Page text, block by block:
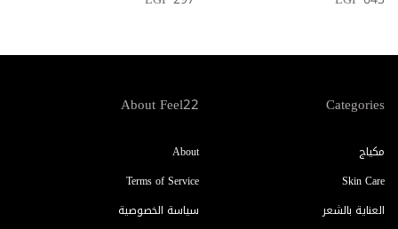
Categories
مكياج
Skin Care
العناية بالشعر
About Feel22
About
Terms of Service
سياسة الخصوصية